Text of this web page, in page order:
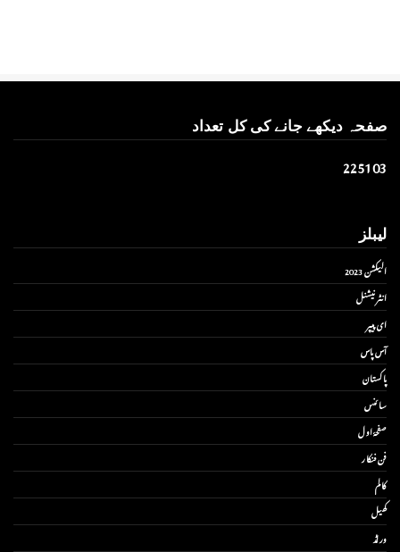
صفحہ دیکھے جانے کی کل تعداد
225103
لیبلز
الیکشن 2023
انٹر نیشنل
ای پیپر
آس پاس
پاکستان
سائنس
صفحۂ اول
فن فنکار
کالم
کھیل
ورلڈ